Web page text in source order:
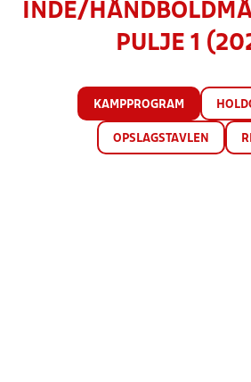
INDE/
PULJE 1
KAMPPROGRAM
OPSLAGSTAVLEN